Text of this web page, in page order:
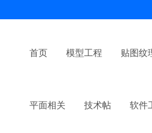
首页 模型工程 贴图纹
平面相关 技术帖 软件